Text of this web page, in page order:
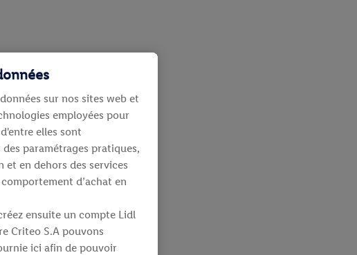
sur nos sites web et
employées pour
elles sont
paramétrages pratiques,
en dehors des services
d’achat en
ensuite un compte Lidl
Criteo S.A pouvons
ici afin de pouvoir